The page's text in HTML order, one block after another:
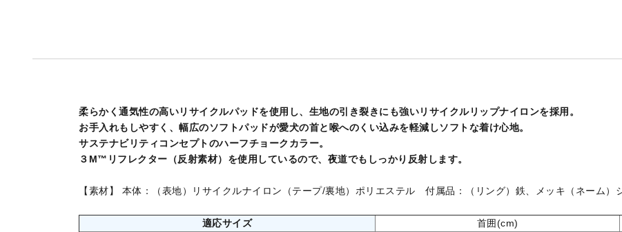
柔らかく通気性の高いリサイクルパッドを使用し、生地の引き裂きにも強いリサイクルリップナイロンを採用。
お手入れもしやすく、幅広のソフトパッドが愛犬の首と喉へのくい込みを軽減しソフトな着け心地。
サステナビリティコンセプトのハーフチョークカラー。
３M™リフレクター（反射素材）を使用しているので、夜道でもしっかり反射します。
【素材】 本体：（表地）リサイクルナイロン（テープ/裏地）ポリエステル 付属品：（リング）鉄、メッキ（ネーム）
適応サイズ 首囲(cm)